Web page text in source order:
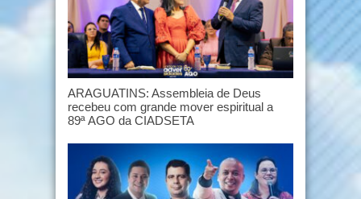
ARAGUATINS: Assembleia de Deus
recebeu com grande mover espiritual a
89ª AGO da CIADSETA